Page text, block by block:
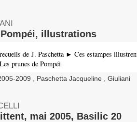
illustrations
de J. Paschetta ► Ces estampes
prunes de Pompéi
2009 Paschetta Jacqueline Giuliani
mai 2005, Basilic 20